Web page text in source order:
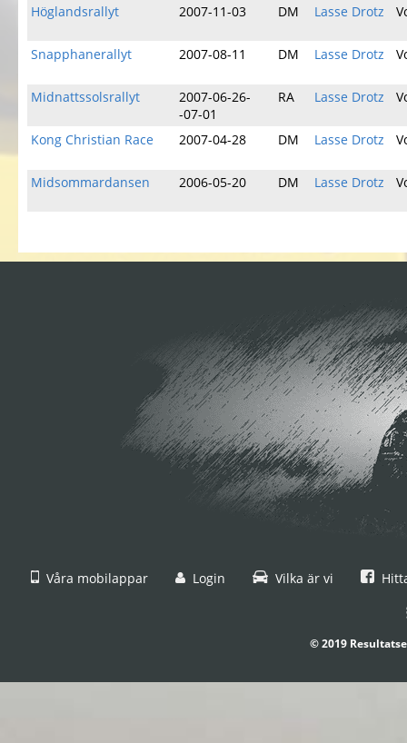
Höglandsrallyt 2007-11-03 DM Lasse Drotz
Snapphanerallyt 2007-08-11 DM Lasse Drotz
Midnattssolsrallyt
2007-06-26-
-07-01
RA Lasse Drotz
Kong Christian Race 2007-04-28 DM Lasse Drotz
Midsommardansen 2006-05-20 DM Lasse Drotz
Våra mobilappar Login Vilka är vi
© 2019